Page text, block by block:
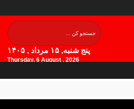
پنج شنبه, ۱۵ مرداد , ۱۴۰۵
Thursday, 6 August , 2026